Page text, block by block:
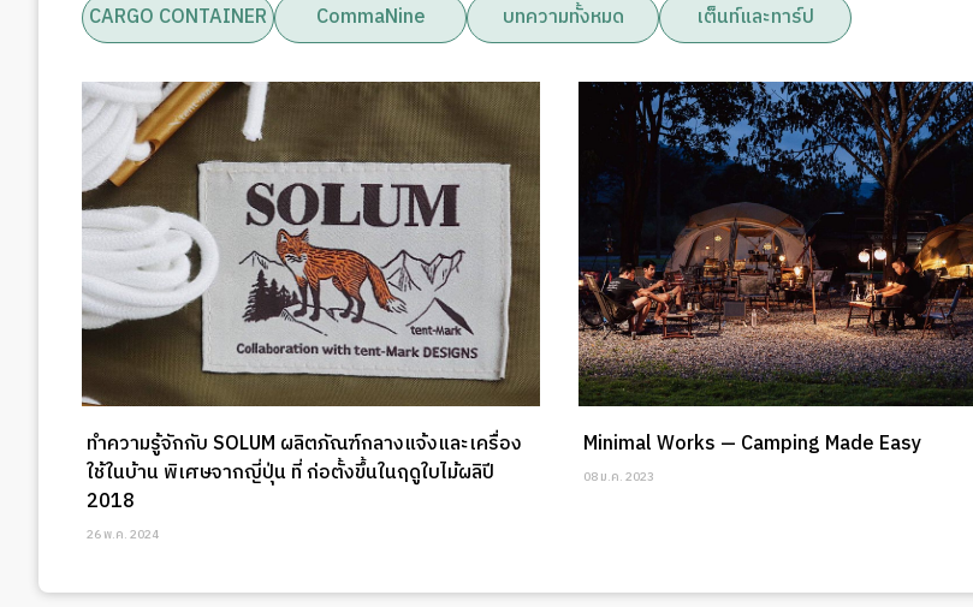
CARGO CONTAINER CommaNine บทความทั้งหมด เต็นท์และทาร์ป
ทำความรู้จักกับ SOLUM ผลิตภัณฑ์กลางแจ้งและเครื่อง
ใช้ในบ้าน พิเศษจากญี่ปุ่น ที่ ก่อตั้งขึ้นในฤดูใบไม้ผลิปี
2018
26 พ.ค. 2024
Minimal Works — Camping Made Easy
08 ม.ค. 2023